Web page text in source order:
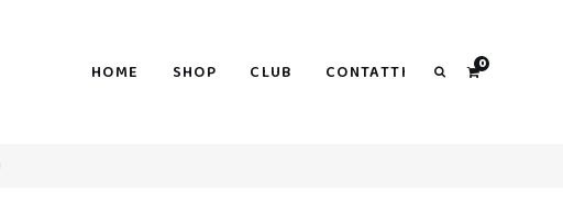
HOME SHOP CLUB CONTATTI 0